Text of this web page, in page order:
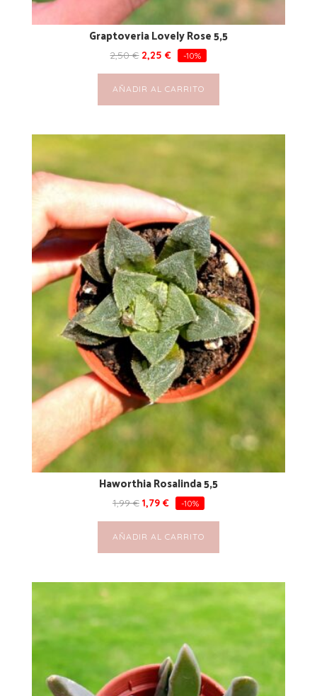
Graptoveria Lovely Rose 5,5
2,50€ 2,25€ -10%
AÑADIR AL CARRITO
Haworthia Rosalinda 5,5
1,99€ 1,79 € -10%
AÑADIR AL CARRITO